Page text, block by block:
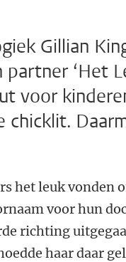
Gillian
‘Het
voor
chicklit.
het leuk vonden
voor hun
richting
haar daar